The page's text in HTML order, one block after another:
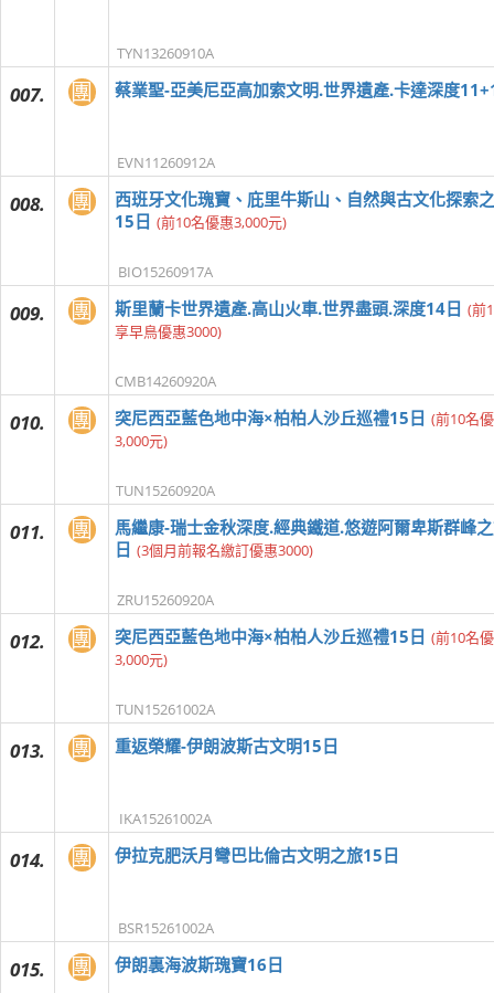
TYN13260910A
007. 團 蔡業聖-亞美尼亞高加索文明.世界遺產.卡達深度
EVN11260912A
008. 團
西班牙文化瑰寶、庇里牛斯山、自然與古文化探索
15日 (前10名優惠3,000元)
BIO15260917A
009. 團 斯里蘭卡世界遺產.高山火車.世界盡頭.深度14日 (前
享早鳥優惠3000)
CMB14260920A
010. 團 突尼西亞藍色地中海×柏柏人沙丘巡禮15日 (前10名
3,000元)
TUN15260920A
011. 團
馬繼康-瑞士金秋深度.經典鐵道.悠遊阿爾卑斯群峰
日 (3個月前報名繳訂優惠3000)
ZRU15260920A
012. 團 突尼西亞藍色地中海×柏柏人沙丘巡禮15日 (前10名
3,000元)
TUN15261002A
013. 團 重返榮耀-伊朗波斯古文明15日
IKA15261002A
014. 團 伊拉克肥沃月彎巴比倫古文明之旅15日
BSR15261002A
015. 團 伊朗裏海波斯瑰寶16日